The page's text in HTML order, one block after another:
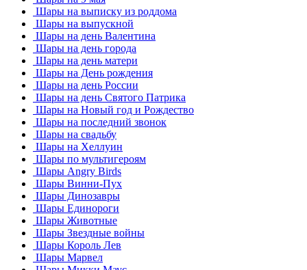
Шары на выписку из роддома
Шары на выпускной
Шары на день Валентина
Шары на день города
Шары на день матери
Шары на День рождения
Шары на день России
Шары на день Святого Патрика
Шары на Новый год и Рождество
Шары на последний звонок
Шары на свадьбу
Шары на Хеллуин
Шары по мультигероям
Шары Angry Birds
Шары Винни-Пух
Шары Динозавры
Шары Единороги
Шары Животные
Шары Звездные войны
Шары Король Лев
Шары Марвел